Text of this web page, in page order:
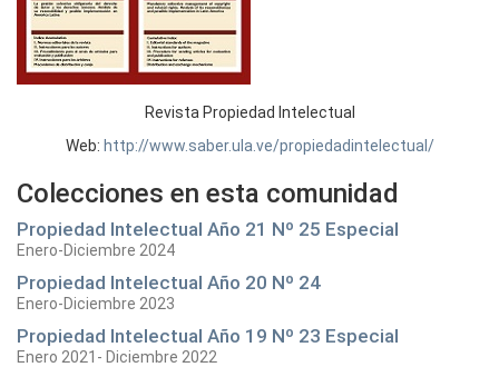
Revista Propiedad Intelectual
Web: http://www.saber.ula.ve/propiedadintelectual/
Colecciones en esta comunidad
Propiedad Intelectual Año 21 Nº 25 Especial
Enero-Diciembre 2024
Propiedad Intelectual Año 20 Nº 24
Enero-Diciembre 2023
Propiedad Intelectual Año 19 Nº 23 Especial
Enero 2021- Diciembre 2022